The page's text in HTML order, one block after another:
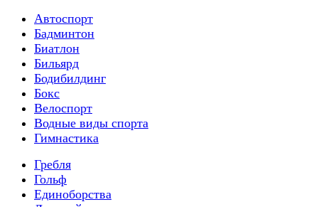
Автоспорт
Бадминтон
Биатлон
Бильярд
Бодибилдинг
Бокс
Велоспорт
Водные виды спорта
Гимнастика
Гребля
Гольф
Единоборства